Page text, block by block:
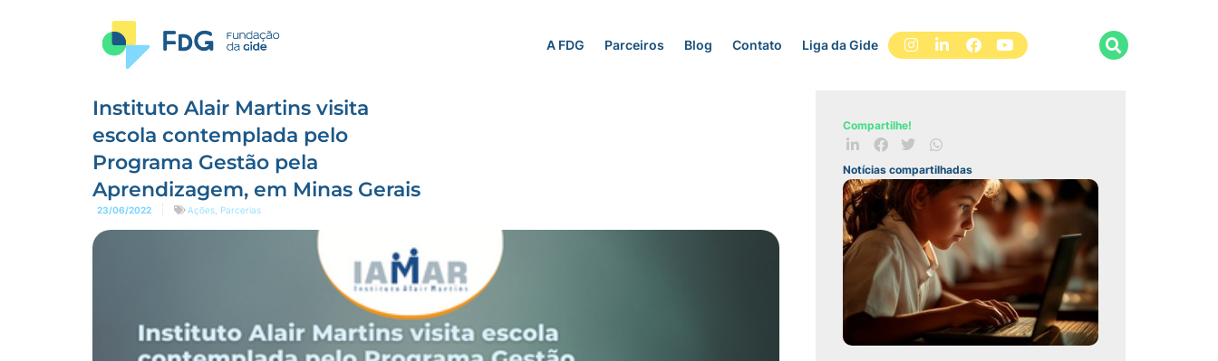
A FDG Parceiros Blog Contato Liga da Gide
Instituto Alair Martins visita
escola contemplada pelo
Programa Gestão pela
Aprendizagem, em Minas Gerais
23/06/2022 Ações Parcerias
Compartilhe!
Notícias compartilhadas